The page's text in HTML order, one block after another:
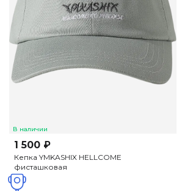
В наличии
1 500 ₽
Кепка YMKASHIX HELLCOME
фисташковая